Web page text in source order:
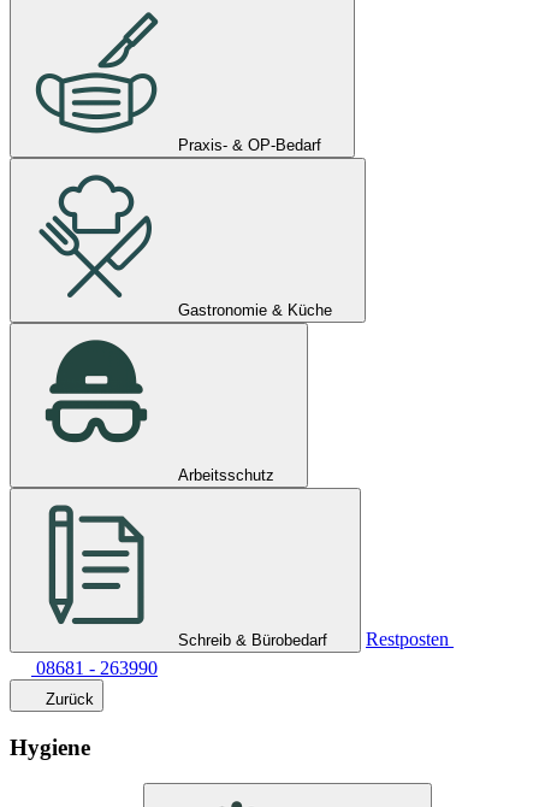
Praxis- & OP-Bedarf
Gastronomie & Küche
Arbeitsschutz
Schreib & Bürobedarf
Restposten
08681 - 263990
Zurück
Hygiene